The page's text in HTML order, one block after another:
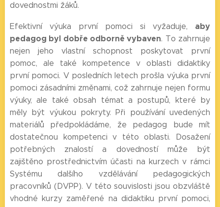
dovednostmi žáků.
Efektivní výuka první pomoci si vyžaduje, aby
pedagog byl dobře odborně vybaven. To zahrnuje
nejen jeho vlastní schopnost poskytovat první
pomoc, ale také kompetence v oblasti didaktiky
první pomoci. V posledních letech prošla výuka první
pomoci zásadními změnami, což zahrnuje nejen formu
výuky, ale také obsah témat a postupů, které by
měly být výukou pokryty. Při používání uvedených
materiálů předpokládáme, že pedagog bude mít
dostatečnou kompetenci v této oblasti. Dosažení
potřebných znalostí a dovedností může být
zajištěno prostřednictvím účasti na kurzech v rámci
Systému dalšího vzdělávání pedagogických
pracovníků (DVPP). V této souvislosti jsou obzvláště
vhodné kurzy zaměřené na didaktiku první pomoci,